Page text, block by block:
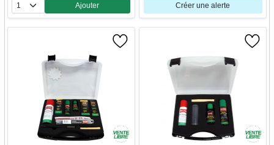
Quantité
Ajouter Créer une alerte